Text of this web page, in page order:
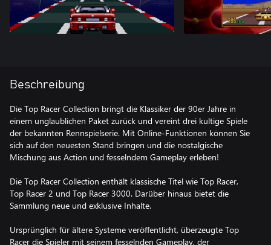
Beschreibung
Die Top Racer Collection bringt die Klassiker der 90er Jahre in
einem unglaublichen Paket zurück und vereint drei kultige Spiele
der bekannten Rennspielserie. Mit Online-Funktionen können Sie
sich auf den neuesten Stand bringen und die nostalgische
Mischung aus Action und fesselndem Gameplay erleben!
Die Top Racer Collection enthält klassische Titel wie Top Racer,
Top Racer 2 und Top Racer 3000. Darüber hinaus bietet die
Sammlung neue und exklusive Inhalte.
Ursprünglich für ältere Systeme veröffentlicht, überzeugte Top
Racer die Spieler mit seinem fesselnden Gameplay, der